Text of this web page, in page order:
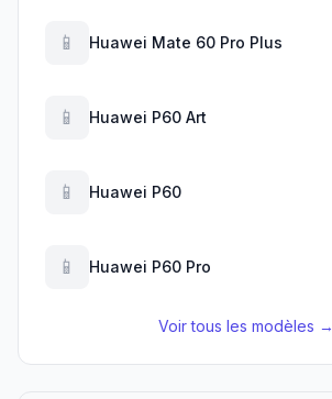
📱 Huawei Mate 60 Pro Plus
📱 Huawei P60 Art
📱 Huawei P60
📱 Huawei P60 Pro
Voir tous les modèles →